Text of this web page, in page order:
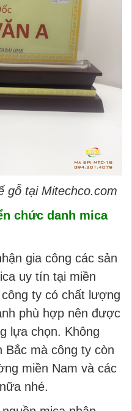
gỗ tại Mitechco.com
chức danh mica
gia công các sản
uy tín tại miền
ty có chất lượng
phù hợp nên được
lựa chọn. Không
Bắc mà công ty còn
miền Nam và các
nhé.